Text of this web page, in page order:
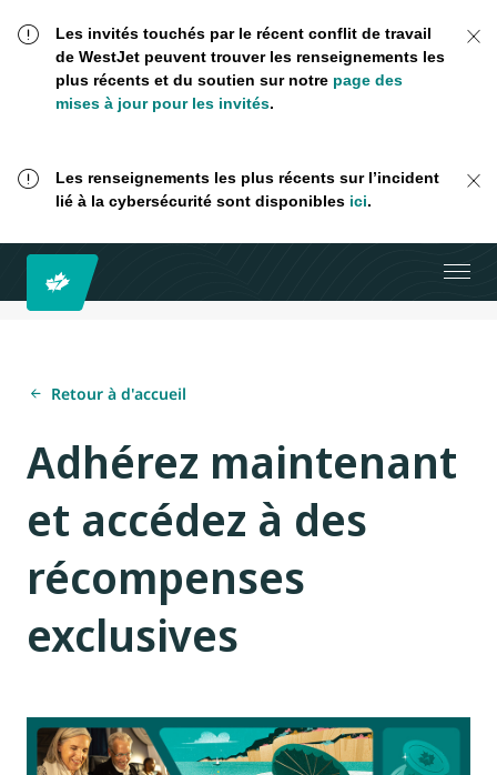
Les invités touchés par le récent conflit de travail
de WestJet peuvent trouver les renseignements les
plus récents et du soutien sur notre page des
mises à jour pour les invités.
Les renseignements les plus récents sur l’incident
lié à la cybersécurité sont disponibles ici.
Retour à d'accueil
Adhérez maintenant
et accédez à des
récompenses
exclusives